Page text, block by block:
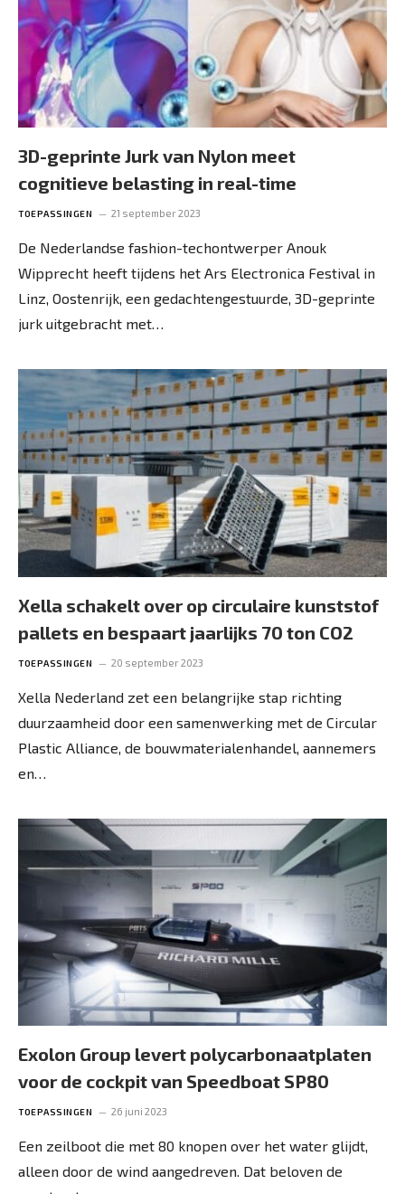
3D-geprinte Jurk van Nylon meet
cognitieve belasting in real-time
TOEPASSINGEN 21 september 2023
De Nederlandse fashion-techontwerper Anouk
Wipprecht heeft tijdens het Ars Electronica Festival in
Linz, Oostenrijk, een gedachtengestuurde, 3D-geprinte
jurk uitgebracht met…
Xella schakelt over op circulaire kunststof
pallets en bespaart jaarlijks 70 ton CO2
TOEPASSINGEN 20 september 2023
Xella Nederland zet een belangrijke stap richting
duurzaamheid door een samenwerking met de Circular
Plastic Alliance, de bouwmaterialenhandel, aannemers
en…
Exolon Group levert polycarbonaatplaten
voor de cockpit van Speedboat SP80
TOEPASSINGEN 26 juni 2023
Een zeilboot die met 80 knopen over het water glijdt,
alleen door de wind aangedreven. Dat beloven de